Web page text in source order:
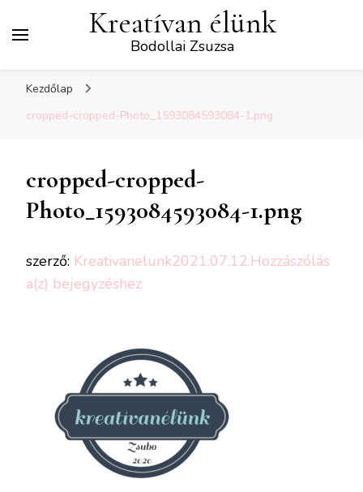
Kreatívan élünk
Bodollai Zsuzsa
Kezdőlap
cropped-cropped-Photo_1593084593084-1.png
cropped-cropped-
Photo_1593084593084-1.png
szerző: Kreativanelunk2021.07.12.Hozzászólás
a(z) cropped-
bejegyzéshez